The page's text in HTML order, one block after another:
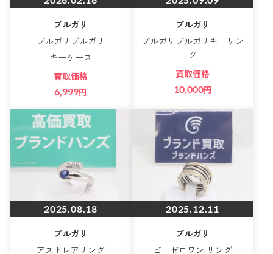
ブルガリ
ブルガリブルガリ
キーケース
買取価格
6,999円
ブルガリ
ブルガリブルガリキーリン
グ
買取価格
10,000円
2025.08.18
ブルガリ
アストレアリング
2025.12.11
ブルガリ
ビーゼロワン リング